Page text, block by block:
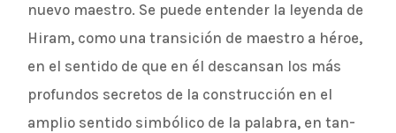
nuevo maestro. Se puede entender la leyenda de
Hiram, como una transición de maestro a héroe,
en el sentido de que en él descansan los más
profundos secretos de la construcción en el
amplio sentido simbólico de la palabra, en tan-